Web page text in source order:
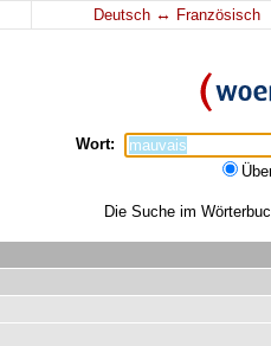
Deutsch ↔ Französisch
Wort:
Die Suche im